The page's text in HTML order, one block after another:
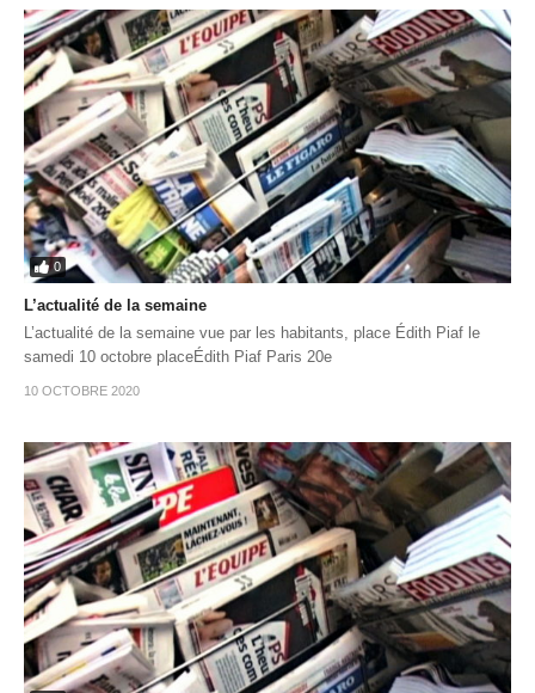
0
L’actualité de la semaine
L’actualité de la semaine vue par les habitants, place Édith Piaf le
samedi 10 octobre placeÉdith Piaf Paris 20e
10 OCTOBRE 2020